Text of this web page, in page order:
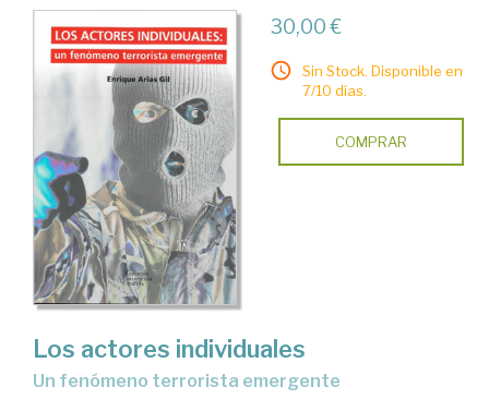
30,00 €
Sin Stock. Disponible en
7/10 días.
COMPRAR
Los actores individuales
un fenómeno terrorista emergente